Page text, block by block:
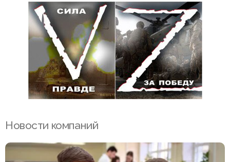
Новости компаний